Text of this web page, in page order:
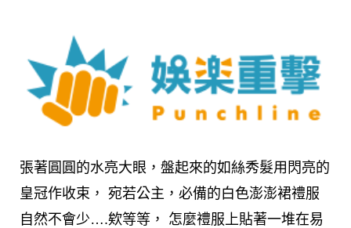
張著圓圓的水亮大眼，盤起來的如絲秀髮用閃亮的
皇冠作收束， 宛若公主，必備的白色澎澎裙禮服
自然不會少….欸等等， 怎麼禮服上貼著一堆在易